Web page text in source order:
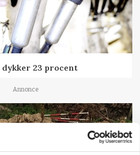
23 procent
Annonce